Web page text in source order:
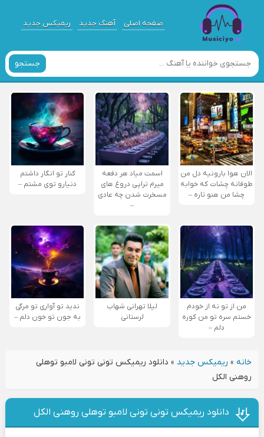
صفحه اصلی آهنگ جدید ریمیکس جدید
جستجو
الان هوا بارونیه دل من
طوفانه چشات که خوابه
چشا من هنو تاره –
اسمت میاد هر دفعه
میرم تراپی دروغ‌ های
مسخرت شدن چه عادی
–
کنار تو انگار داشتم
دنیارو توی مشتم –
من از تو نه از خودم
خستم سره تو من کوره
دلم –
لیلا تهرانی شهاب
لرستانی
ندید تو آواری تو مرگی
به جون تو خون دلم –
خانه» ریمیکس جدید » دانلود ریمیکس تونی تونی لامبو توهلی
روهنی الکل
دانلود ریمیکس تونی تونی لامبو توهلی روهنی الکل